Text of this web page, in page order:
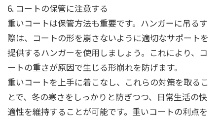
6. コートの保管に注意する
重いコートは保管方法も重要です。ハンガーに吊るす
際は、コートの形を崩さないように適切なサポートを
提供するハンガーを使用しましょう。これにより、コ
ートの重さが原因で生じる形崩れを防げます。
重いコートを上手に着こなし、これらの対策を取るこ
とで、冬の寒さをしっかりと防ぎつつ、日常生活の快
適性を維持することが可能です。重いコートの利点を